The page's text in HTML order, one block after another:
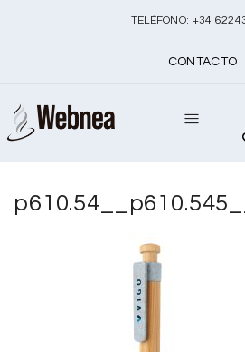
TELÉFONO: +34
CONTACTO